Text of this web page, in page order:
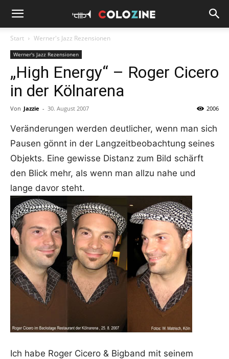
Start Werner's Jazz Rezensionen
Werner's Jazz Rezensionen
„High Energy“ – Roger Cicero
in der Kölnarena
Von Jazzie - 30. August 2007 2006
Veränderungen werden deutlicher, wenn man sich
Pausen gönnt in der Langzeitbeobachtung seines
Objekts. Eine gewisse Distanz zum Bild schärft
den Blick mehr, als wenn man allzu nahe und
lange davor steht.
Ich habe Roger Cicero & Bigband mit seinem